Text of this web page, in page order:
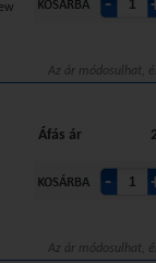
Az ár módosulhat,
Áfás ár
Az ár módosulhat,